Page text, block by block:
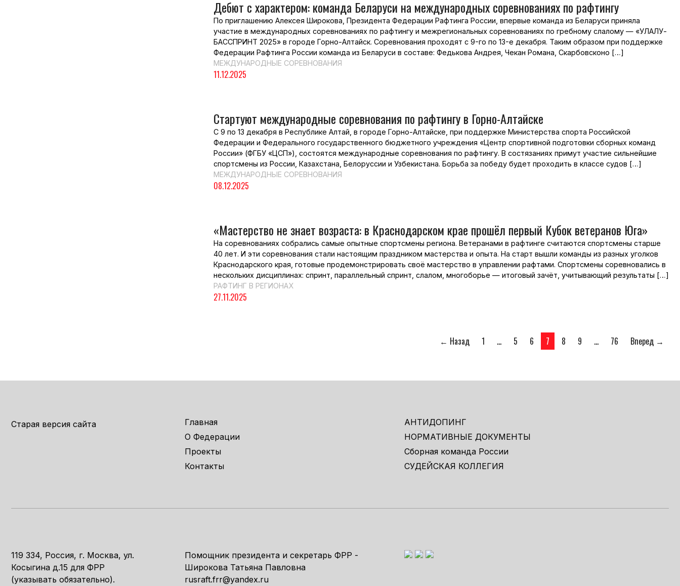
Дебют с характером: команда Беларуси на международных соревнованиях по рафтингу
По приглашению Алексея Широкова, Президента Федерации Рафтинга России, впервые команда из Беларуси приняла
участие в международных соревнованиях по рафтингу и межрегиональных соревнованиях по гребному слалому — «УЛАЛУ-
БАССПРИНТ 2025» в городе Горно-Алтайск. Соревнования проходят с 9-го по 13-е декабря. Таким образом при поддержке
Федерации Рафтинга России команда из Беларуси в составе: Федькова Андрея, Чекан Романа, Скарбовсконо […]
МЕЖДУНАРОДНЫЕ СОРЕВНОВАНИЯ
11.12.2025
Стартуют международные соревнования по рафтингу в Горно-Алтайске
С 9 по 13 декабря в Республике Алтай, в городе Горно-Алтайске, при поддержке Министерства спорта Российской
Федерации и Федерального государственного бюджетного учреждения «Центр спортивной подготовки сборных команд
России» (ФГБУ «ЦСП»), состоятся международные соревнования по рафтингу. В состязаниях примут участие сильнейшие
спортсмены из России, Казахстана, Белоруссии и Узбекистана. Борьба за победу будет проходить в классе судов […]
МЕЖДУНАРОДНЫЕ СОРЕВНОВАНИЯ
08.12.2025
«Мастерство не знает возраста: в Краснодарском крае прошёл первый Кубок ветеранов Юга»
На соревнованиях собрались самые опытные спортсмены региона. Ветеранами в рафтинге считаются спортсмены старше
40 лет. И эти соревнования стали настоящим праздником мастерства и опыта. На старт вышли команды из разных уголков
Краснодарского края, готовые продемонстрировать своё мастерство в управлении рафтами. Спортсмены соревновались в
нескольких дисциплинах: спринт, параллельный спринт, слалом, многоборье — итоговый зачёт, учитывающий результаты […]
РАФТИНГ В РЕГИОНАХ
27.11.2025
← Назад 1 … 5 6 7 8 9 … 76 Вперед →
Старая версия сайта
Главная
О Федерации
Проекты
Контакты
АНТИДОПИНГ
НОРМАТИВНЫЕ ДОКУМЕНТЫ
Сборная команда России
СУДЕЙСКАЯ КОЛЛЕГИЯ
119 334, Россия, г. Москва, ул.
Косыгина д.15 для ФРР
(указывать обязательно).
Помощник президента и секретарь ФРР -
Широкова Татьяна Павловна
rusraft.frr@yandex.ru